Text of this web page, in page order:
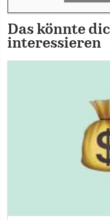
Das könnte
interessieren